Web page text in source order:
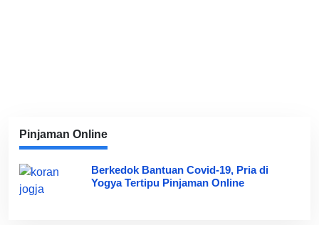
Pinjaman Online
Berkedok Bantuan Covid-19, Pria di
Yogya Tertipu Pinjaman Online